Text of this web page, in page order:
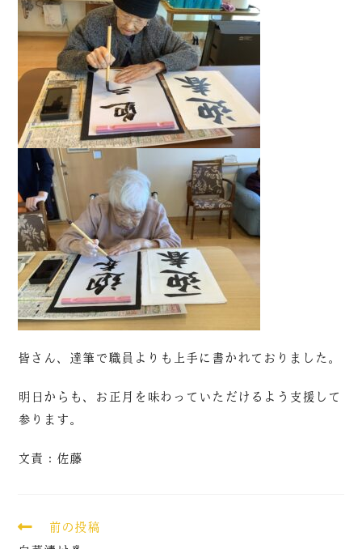
皆さん、達筆で職員よりも上手に書かれておりました。
明日からも、お正月を味わっていただけるよう支援して
参ります。
文責：佐藤
前の投稿